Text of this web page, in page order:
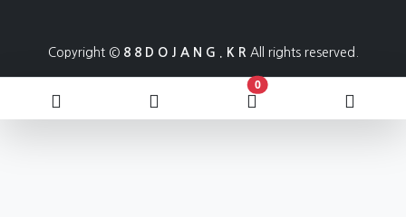
Copyright © 8 8 D O J A N G . K R All rights reserved.
0장바구니 담은 개수